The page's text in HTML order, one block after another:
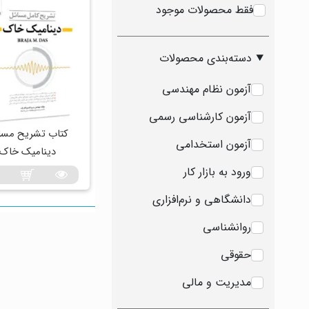
فقط محصولات موجود
دسته‌بندی محصولات
آزمون نظام مهندسی
آزمون کارشناسی رسمی
آزمون استخدامی
ورود به بازار کار
دانشگاهی و نرم‌افزاری
روانشناسی
حقوقی
مدیریت و مالی
کتاب تشریح
دینامیک